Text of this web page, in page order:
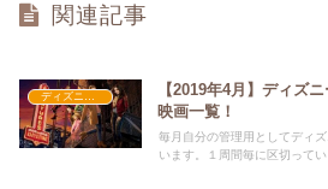
関連記事
【2019年4月】ディズ
映画一覧！
毎月自分の管理用としてディ
います。１周間毎に区切って